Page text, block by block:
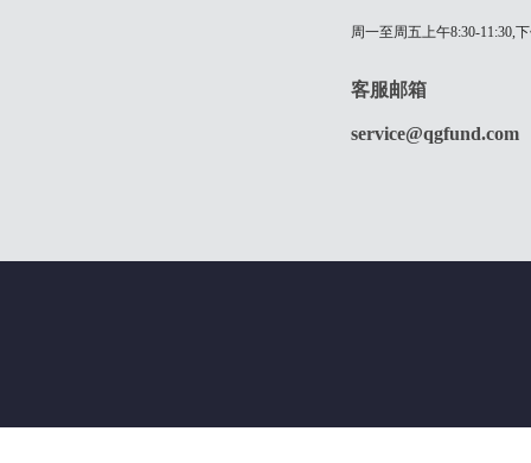
周一至周五上午8:30-11:30,
客服邮箱
service@qgfund.com